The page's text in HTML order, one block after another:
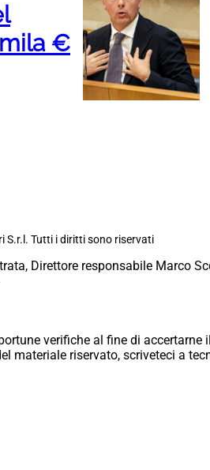
€
S.r.l. Tutti i diritti sono riservati
Direttore responsabile Marco
verifiche al fine di
materiale riservato, scriveteci a